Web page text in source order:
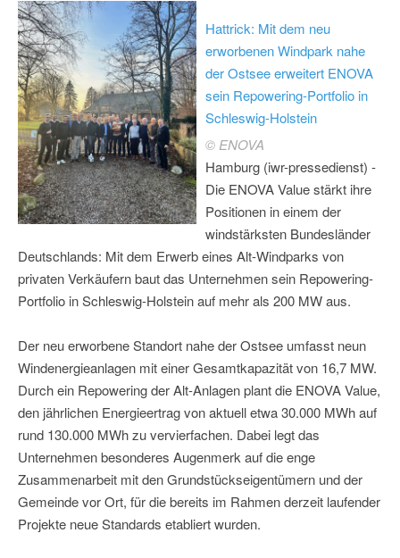
Hattrick: Mit dem neu
erworbenen Windpark nahe
der Ostsee erweitert ENOVA
sein Repowering-Portfolio in
Schleswig-Holstein
© ENOVA
Hamburg (iwr-pressedienst) -
Die ENOVA Value stärkt ihre
Positionen in einem der
windstärksten Bundesländer
Deutschlands: Mit dem Erwerb eines Alt-Windparks von
privaten Verkäufern baut das Unternehmen sein Repowering-
Portfolio in Schleswig-Holstein auf mehr als 200 MW aus.
Der neu erworbene Standort nahe der Ostsee umfasst neun
Windenergieanlagen mit einer Gesamtkapazität von 16,7 MW.
Durch ein Repowering der Alt-Anlagen plant die ENOVA Value,
den jährlichen Energieertrag von aktuell etwa 30.000 MWh auf
rund 130.000 MWh zu vervierfachen. Dabei legt das
Unternehmen besonderes Augenmerk auf die enge
Zusammenarbeit mit den Grundstückseigentümern und der
Gemeinde vor Ort, für die bereits im Rahmen derzeit laufender
Projekte neue Standards etabliert wurden.